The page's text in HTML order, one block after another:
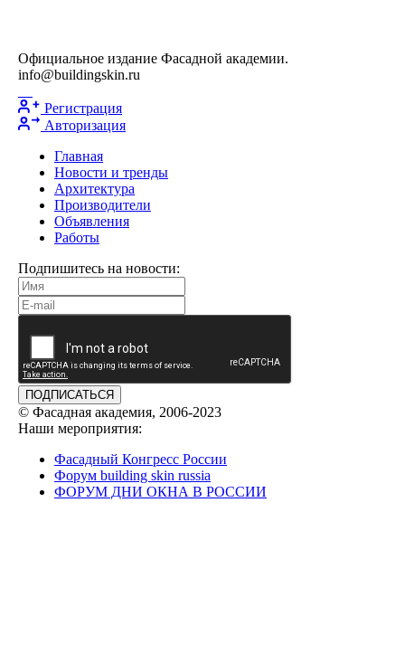
Официальное издание Фасадной академии.
info@buildingskin.ru
Регистрация
Авторизация
Главная
Новости и тренды
Архитектура
Производители
Объявления
Работы
Подпишитесь на новости:
ПОДПИСАТЬСЯ
© Фасадная академия, 2006-2023
Наши мероприятия:
Фасадный Конгресс России
Форум building skin russia
ФОРУМ ДНИ ОКНА В РОССИИ